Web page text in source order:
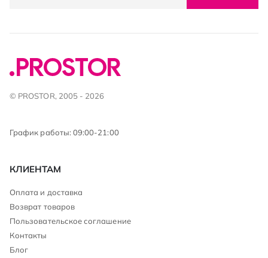
© PROSTOR, 2005 - 2026
График работы: 09:00-21:00
КЛИЕНТАМ
Оплата и доставка
Возврат товаров
Пользовательское соглашение
Контакты
Блог